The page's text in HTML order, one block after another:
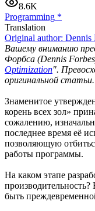
8.6K
Programming *
Translation
Original author: Dennis
Вашему вниманию
Форбса (Dennis
Optimization".
оригинальной статьи.
Знаменитое
корень всех зол»
сожалению,
последнее время её
позволяющую
работы программы.
На каком этапе
быть